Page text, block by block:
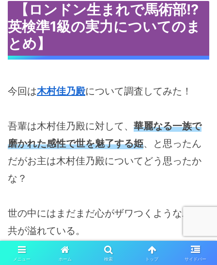
【ロンドン生まれで馬術部!?
英検準1級の実力についてのま
とめ】
今回は木村佳乃殿について調査してみた！
吾輩は木村佳乃殿に対して、 華麗なる一族で
磨かれた感性で世を魅了する姫、と思ったん
だがお主は木村佳乃殿についてどう思ったか
な？
世の中にはまだまだ心がザワつくような邪鬼
共が溢れている。
メニュー ホーム 検索 トップ サイドバー